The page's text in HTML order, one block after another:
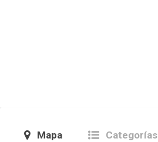
Mapa Categorías